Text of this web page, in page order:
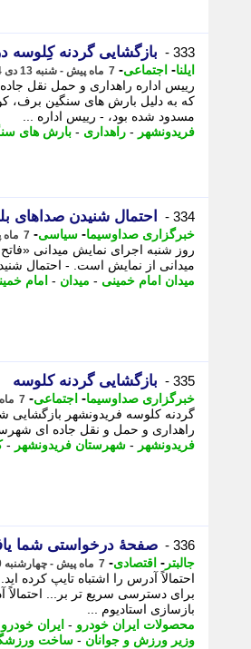
333 - بازگشایی گردنه کِلوسه در
ایلنا- اجتماعی- 7 ماه پیش - شنبه 13 دی 1404، 19:22
رییس اداره راهداری و حمل نقل
مسدود شده بود، - رییس اداره ...
فریدونشهر - راهداری - بارش های
334 - احتمال شنیدن صداهای
خبرگزاری صداوسیما- سیاسی- 7 ماه پیش - جمعه 12 دی 1404، 20:25
روز شنبه اجرای نمایش میدانی
میدانی از نمایش است. - احتمال
میدان امام خمینی - میدان - امام
335 - بازگشایی گردنه کلوسه
خبرگزاری صداوسیما- اجتماعی- 7 ماه پیش - پنجشنبه 11 دی 1404، 19:35
گردنه کلوسه فریدونشهر
راهداری و حمل و نقل جاده ای
فریدونشهر - شهرستان فریدونشهر -
336 - صفحهٔ درخواستی شما
جالبتر - اقتصادی- 7 ماه پیش - چهارشنبه 10 دی 1404، 07:07
احتمالاً آدرس را اشتباه تایپ کرده
برای دسترسی سریع تر بر... احتمالاً
بازسازی استادیوم ...
محصولات ایران خودرو - ایران خودرو
وزیر ورزش و جوانان - ساخت